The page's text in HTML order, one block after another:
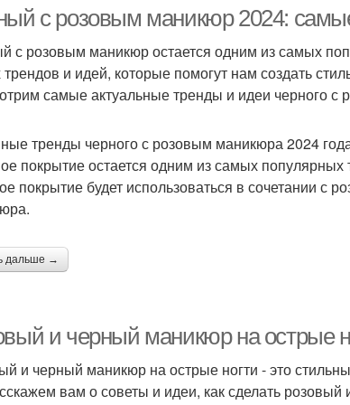
Матовый дизайн Ровное покрытие
для ногтей Матовые ногти
с розовым маникюр 2024:
с розовым маникюр остается одним из самых
и идей, которые помогут нам создать
самые актуальные тренды и идеи черного с
тренды черного с розовым маникюра 2024
покрытие остается одним из самых
покрытие будет использоваться в сочетании с
дальше →
и черный маникюр на острые
и черный маникюр на острые ногти - это
вам о советы и идеи, как сделать